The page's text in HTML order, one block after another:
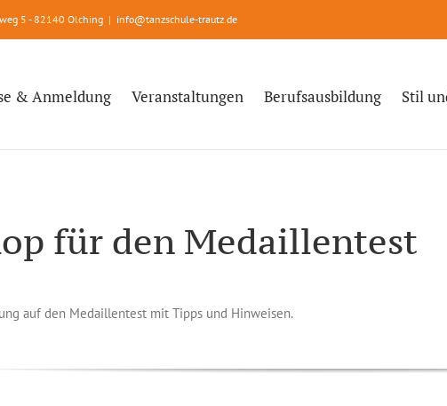
5 - 82140 Olching | info@tanzschule-trautz.de
& Anmeldung Veranstaltungen Berufsausbildung Stil
für den Medaillentest
auf den Medaillentest mit Tipps und Hinweisen.